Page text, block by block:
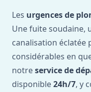
Les urgences de
Une fuite soudaine,
canalisation éclatée
considérables en
notreservice de
disponible24h/7, y